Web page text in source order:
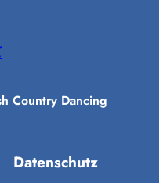
Country Dancing
Datenschutz